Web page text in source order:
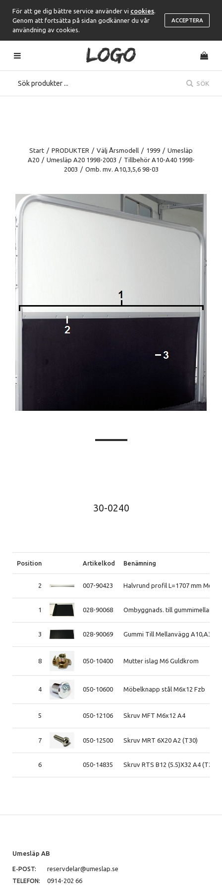
För att ge dig bättre service använder vi cookies
Genom att fortsätta på sidan godkänner du vår
användning av cookies.
ACCEPTERA
SÖK
Start / PRODUKTER / Välj Årsmodell / 1999 / Umesläp
A20 / Umesläp A20 1998-2003 / Tillbehör A10-A40 1998-
2003 / Omb. mv. A10,3,5,6 98-03
30-0240
Position Artikelkod Benämning
2 007-90423 Halvrund profil L=1707 mm
1 028-90068 Ombyggnads. till gummimellanv.
3 028-90069 Gummi Till Mellanvägg
8 050-10400 Mutter islag M6 Guldkrom
4 050-10600 Möbelknapp stål M6x12 Fzb
5 050-12106 Skruv MFT M6x12 A4
7 050-12500 Skruv MRT 6X20 A2 (T30)
6 050-14835 Skruv RTS B12 (5.5)X32 A4 (T25)
Umesläp AB
E-POST: reservdelar@umeslap.se
TELEFON: 0914-202 66